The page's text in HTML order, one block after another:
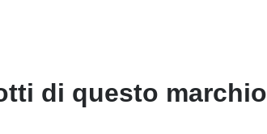
di questo marchio